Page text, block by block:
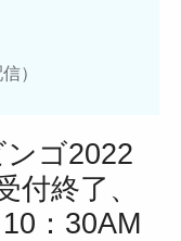
）
ンゴ2022
付終了、
：30AM